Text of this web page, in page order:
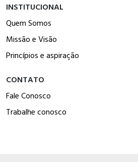
INSTITUCIONAL
Quem Somos
Missão e Visão
Princípios e aspiração
CONTATO
Fale Conosco
Trabalhe conosco